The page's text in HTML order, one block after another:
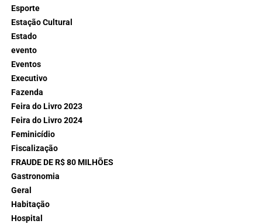
Esporte
Estação Cultural
Estado
evento
Eventos
Executivo
Fazenda
Feira do Livro 2023
Feira do Livro 2024
Feminicídio
Fiscalização
FRAUDE DE R$ 80 MILHÕES
Gastronomia
Geral
Habitação
Hospital